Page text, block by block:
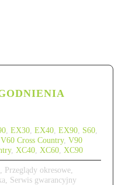
EX30 EX40 EX90 S60
V60 Cross Country, V90
, XC40 XC60 XC90
Przeglądy okresowe,
Serwis gwarancyjny